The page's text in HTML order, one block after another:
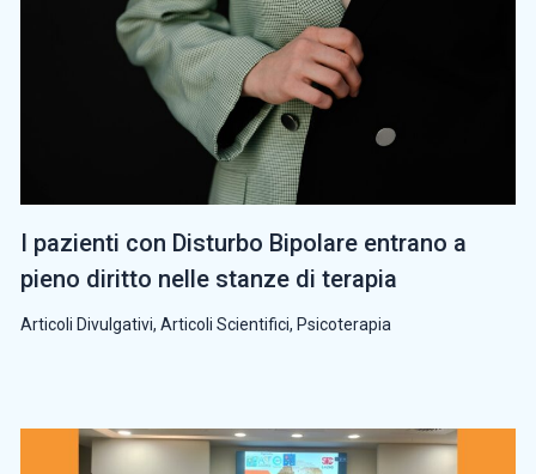
I pazienti con Disturbo Bipolare entrano a
pieno diritto nelle stanze di terapia
Articoli Divulgativi, Articoli Scientifici, Psicoterapia